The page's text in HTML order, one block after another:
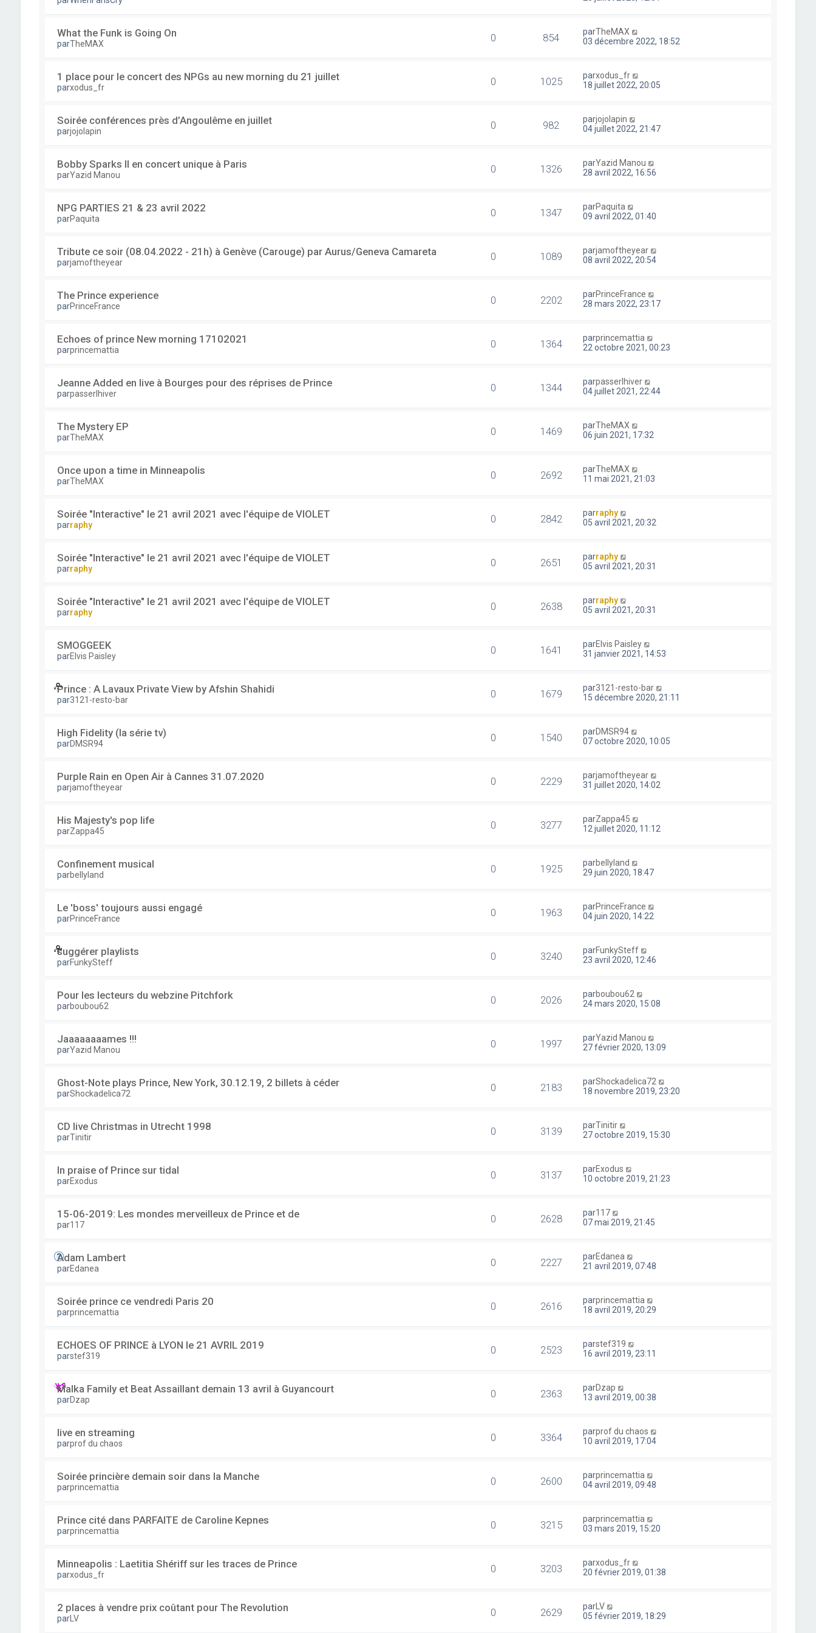
What the Funk is Going On
parTheMAX 0 854 parTheMAX
03 décembre 2022, 18:52
1 place pour le concert des NPGs au new morning du 21 juillet
parxodus_fr 0 1025 parxodus_fr
18 juillet 2022, 20:05
Soirée conférences près d’Angoulême en juillet
parjojolapin 0 982 parjojolapin
04 juillet 2022, 21:47
Bobby Sparks II en concert unique à Paris
parYazid Manou 0 1326 parYazid Manou
28 avril 2022, 16:56
NPG PARTIES 21 & 23 avril 2022
parPaquita 0 1347 parPaquita
09 avril 2022, 01:40
Tribute ce soir (08.04.2022 - 21h) à Genève (Carouge) par Aurus/Geneva Camareta
parjamoftheyear 0 1089 parjamoftheyear
08 avril 2022, 20:54
The Prince experience
parPrinceFrance 0 2202 parPrinceFrance
28 mars 2022, 23:17
Echoes of prince New morning 17102021
parprincemattia 0 1364 parprincemattia
22 octobre 2021, 00:23
Jeanne Added en live à Bourges pour des réprises de Prince
parpasserlhiver 0 1344 parpasserlhiver
04 juillet 2021, 22:44
The Mystery EP
parTheMAX 0 1469 parTheMAX
06 juin 2021, 17:32
Once upon a time in Minneapolis
parTheMAX 0 2692 parTheMAX
11 mai 2021, 21:03
Soirée "Interactive" le 21 avril 2021 avec l'équipe de VIOLET
parraphy 0 2842 parraphy
05 avril 2021, 20:32
Soirée "Interactive" le 21 avril 2021 avec l'équipe de VIOLET
parraphy 0 2651 parraphy
05 avril 2021, 20:31
Soirée "Interactive" le 21 avril 2021 avec l'équipe de VIOLET
parraphy 0 2638 parraphy
05 avril 2021, 20:31
SMOGGEEK
parElvis Paisley 0 1641 parElvis Paisley
31 janvier 2021, 14:53
Prince : A Lavaux Private View by Afshin Shahidi
par3121-resto-bar 0 1679 par3121-resto-bar
15 décembre 2020, 21:11
High Fidelity (la série tv)
parDMSR94 0 1540 parDMSR94
07 octobre 2020, 10:05
Purple Rain en Open Air à Cannes 31.07.2020
parjamoftheyear 0 2229 parjamoftheyear
31 juillet 2020, 14:02
His Majesty's pop life
parZappa45 0 3277 parZappa45
12 juillet 2020, 11:12
Confinement musical
parbellyland 0 1925 parbellyland
29 juin 2020, 18:47
Le 'boss' toujours aussi engagé
parPrinceFrance 0 1963 parPrinceFrance
04 juin 2020, 14:22
suggérer playlists
parFunkySteff 0 3240 parFunkySteff
23 avril 2020, 12:46
Pour les lecteurs du webzine Pitchfork
parboubou62 0 2026 parboubou62
24 mars 2020, 15:08
Jaaaaaaaames !!!
parYazid Manou 0 1997 parYazid Manou
27 février 2020, 13:09
Ghost-Note plays Prince, New York, 30.12.19, 2 billets à céder
parShockadelica72 0 2183 parShockadelica72
18 novembre 2019, 23:20
CD live Christmas in Utrecht 1998
parTinitir 0 3139 parTinitir
27 octobre 2019, 15:30
In praise of Prince sur tidal
parExodus 0 3137 parExodus
10 octobre 2019, 21:23
15-06-2019: Les mondes merveilleux de Prince et de
par117 0 2628 par117
07 mai 2019, 21:45
Adam Lambert
parEdanea 0 2227 parEdanea
21 avril 2019, 07:48
Soirée prince ce vendredi Paris 20
parprincemattia 0 2616 parprincemattia
18 avril 2019, 20:29
ECHOES OF PRINCE à LYON le 21 AVRIL 2019
parstef319 0 2523 parstef319
16 avril 2019, 23:11
Malka Family et Beat Assaillant demain 13 avril à Guyancourt
parDzap 0 2363 parDzap
13 avril 2019, 00:38
live en streaming
parprof du chaos 0 3364 parprof du chaos
10 avril 2019, 17:04
Soirée princière demain soir dans la Manche
parprincemattia 0 2600 parprincemattia
04 avril 2019, 09:48
Prince cité dans PARFAITE de Caroline Kepnes
parprincemattia 0 3215 parprincemattia
03 mars 2019, 15:20
Minneapolis : Laetitia Shériff sur les traces de Prince
parxodus_fr 0 3203 parxodus_fr
20 février 2019, 01:38
2 places à vendre prix coûtant pour The Revolution
parLV 0 2629 par LV
05 février 2019, 18:29